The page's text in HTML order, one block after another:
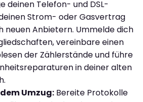
deinen Telefon- und DSL-
Strom- oder Gasvertrag
neuen Anbietern. Ummelde dich
vereinbare einen
der Zählerstände und führe
in deiner alten
Umzug: Bereite Protokolle